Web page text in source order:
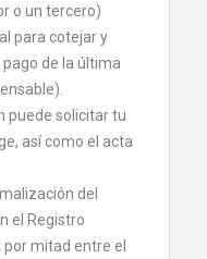
o un tercero)
para cotejar y
de la última
puede solicitar tu
así como el acta
del
el Registro
por mitad entre el